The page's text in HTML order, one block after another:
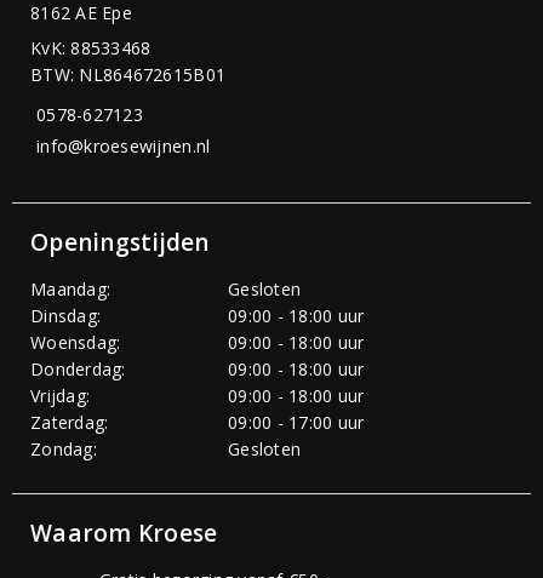
8162 AE Epe
KvK: 88533468
BTW: NL864672615B01
0578-627123
info@kroesewijnen.nl
Openingstijden
Maandag:
Gesloten
Dinsdag:
09:00 - 18:00 uur
Woensdag:
09:00 - 18:00 uur
Donderdag:
09:00 - 18:00 uur
Vrijdag:
09:00 - 18:00 uur
Zaterdag:
09:00 - 17:00 uur
Zondag:
Gesloten
Waarom Kroese